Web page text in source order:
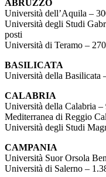
ABRUZZO
Università dell’Aquila –
Università degli Studi
posti
Università di Teramo –
BASILICATA
Università della Basilicata
CALABRIA
Università della Calabria –
Mediterranea di Reggio
Università degli Studi
CAMPANIA
Università Suor Orsola
Università di Salerno –